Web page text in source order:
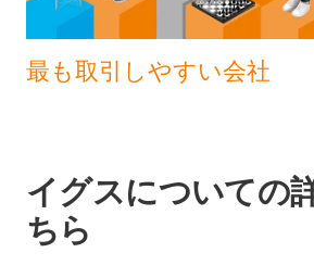
最も取引しやすい会社
イグスについての
ちら